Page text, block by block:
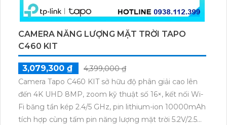
CAMERA NĂNG LƯỢNG MẶT TRỜI TAPO
C460 KIT
3,079,300 ₫
4,399,000 ₫
Camera Tapo C460 KIT sở hữu độ phân giải cao lên
đến 4K UHD 8MP, zoom kỹ thuật số 16×, kết nối Wi-
Fi băng tần kép 2.4/5 GHz, pin lithium-ion 10000mAh
tích hợp cùng tấm pin năng lượng mặt trời 5.2V/2.5W.